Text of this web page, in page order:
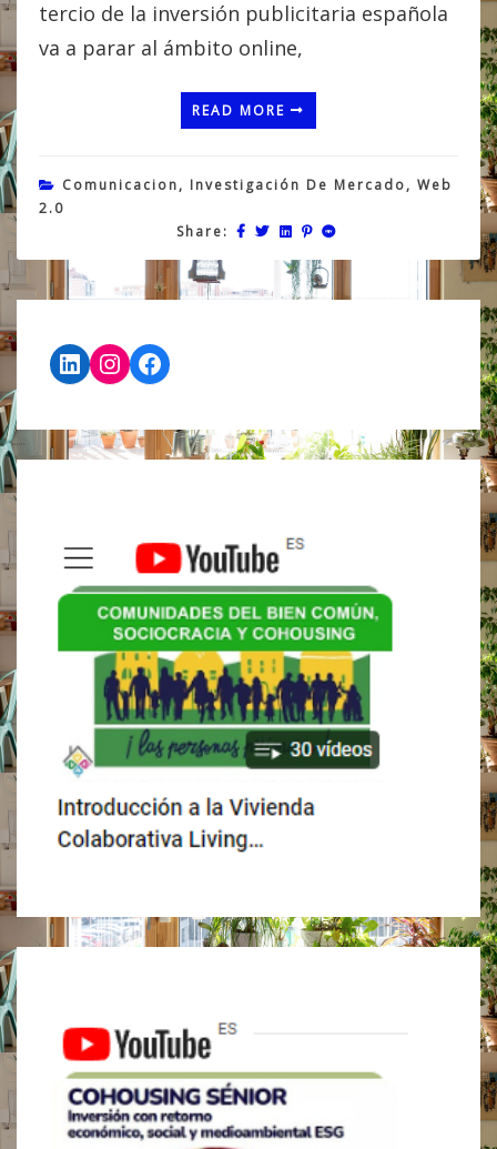
tercio de la inversión publicitaria española
va a parar al ámbito online,
READ MORE
Comunicacion, Investigación De Mercado, Web
2.0
Share:
LinkedIn
Instagram
Facebook